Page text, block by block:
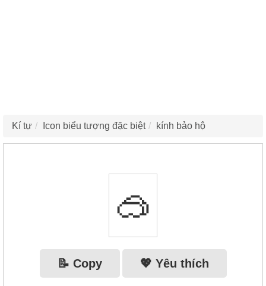
Kí tự Icon biểu tượng đặc biệt kính bảo hộ
🥽
📝 Copy 💖 Yêu thích